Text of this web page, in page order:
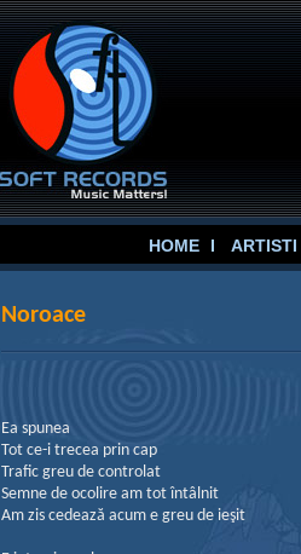
HOME ARTISTI
Noroace
Ea spunea
Tot ce-i trecea prin cap
Trafic greu de controlat
Semne de ocolire am tot întâlnit
Am zis cedează acum e greu de ieşit